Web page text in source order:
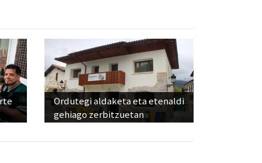
Ordutegi aldaketa eta etenaldi
gehiago zerbitzuetan